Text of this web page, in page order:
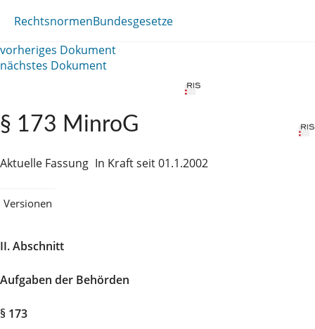
RechtsnormenBundesgesetze
vorheriges Dokument
nächstes Dokument
§ 173 MinroG
Aktuelle Fassung In Kraft seit 01.1.2002
Versionen
II. Abschnitt
Aufgaben der Behörden
§ 173